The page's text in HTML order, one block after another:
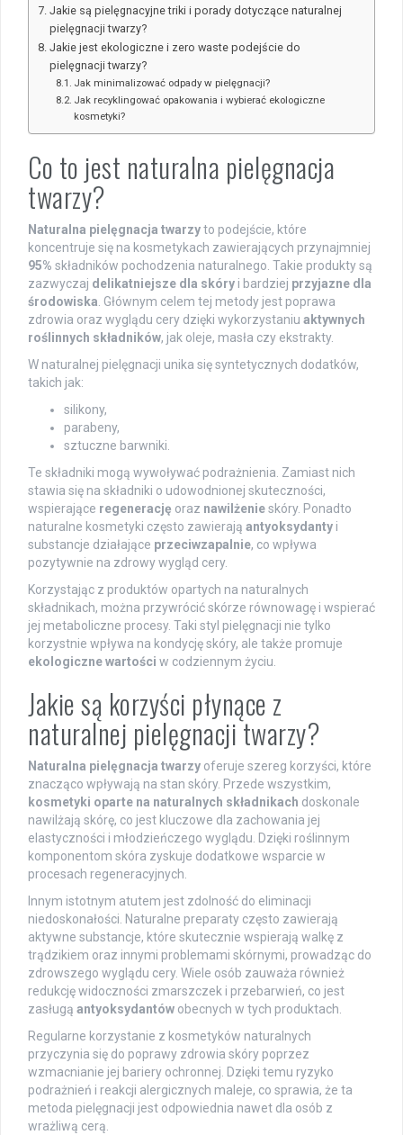
Jakie są pielęgnacyjne triki i porady dotyczące naturalnej
pielęgnacji twarzy?
Jakie jest ekologiczne i zero waste podejście do
pielęgnacji twarzy?
Jak minimalizować odpady w pielęgnacji?
Jak recyklingować opakowania i wybierać ekologiczne
kosmetyki?
Co to jest naturalna pielęgnacja
twarzy?
Naturalna pielęgnacja twarzyto podejście, które
koncentruje się na kosmetykach zawierających przynajmniej
95% składników pochodzenia naturalnego. Takie produkty są
zazwyczaj delikatniejsze dla skóry i bardziej przyjazne dla
środowiska . Głównym celem tej metody jest poprawa
zdrowia oraz wyglądu cery dzięki wykorzystaniu aktywnych
roślinnych składników, jak oleje, masła czy ekstrakty.
W naturalnej pielęgnacji unika się syntetycznych dodatków,
takich jak:
silikony,
parabeny,
sztuczne barwniki.
Te składniki mogą wywoływać podrażnienia. Zamiast nich
stawia się na składniki o udowodnionej skuteczności,
wspierające regenerację oraz nawilżenieskóry. Ponadto
naturalne kosmetyki często zawierają antyoksydanty i
substancje działające przeciwzapalnie, co wpływa
pozytywnie na zdrowy wygląd cery.
Korzystając z produktów opartych na naturalnych
składnikach, można przywrócić skórze równowagę i wspierać
jej metaboliczne procesy. Taki styl pielęgnacji nie tylko
korzystnie wpływa na kondycję skóry, ale także promuje
ekologiczne wartości w codziennym życiu.
Jakie są korzyści płynące z
naturalnej pielęgnacji twarzy?
Naturalna pielęgnacja twarzy oferuje szereg korzyści, które
znacząco wpływają na stan skóry. Przede wszystkim,
kosmetyki oparte na naturalnych składnikach doskonale
nawilżają skórę, co jest kluczowe dla zachowania jej
elastyczności i młodzieńczego wyglądu. Dzięki roślinnym
komponentom skóra zyskuje dodatkowe wsparcie w
procesach regeneracyjnych.
Innym istotnym atutem jest zdolność do eliminacji
niedoskonałości. Naturalne preparaty często zawierają
aktywne substancje, które skutecznie wspierają walkę z
trądzikiem oraz innymi problemami skórnymi, prowadząc do
zdrowszego wyglądu cery. Wiele osób zauważa również
redukcję widoczności zmarszczek i przebarwień, co jest
zasługą antyoksydantów obecnych w tych produktach.
Regularne korzystanie z kosmetyków naturalnych
przyczynia się do poprawy zdrowia skóry poprzez
wzmacnianie jej bariery ochronnej. Dzięki temu ryzyko
podrażnień i reakcji alergicznych maleje, co sprawia, że ta
metoda pielęgnacji jest odpowiednia nawet dla osób z
wrażliwą cerą.